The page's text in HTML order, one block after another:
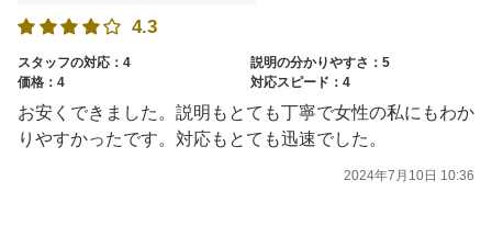
4.3
スタッフの対応：4
説明の分かりやすさ：5
価格：4
対応スピード：4
お安くできました。説明もとても丁寧で女性の私にもわか
りやすかったです。対応もとても迅速でした。
2024年7月10日 10:36